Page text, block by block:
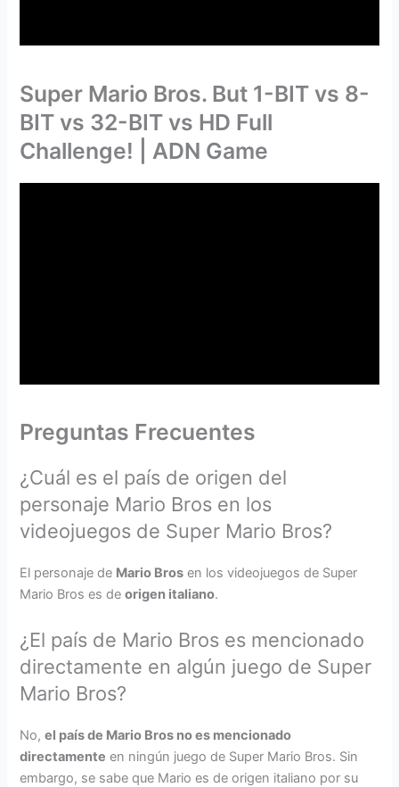
Super Mario Bros. But 1-BIT vs 8-
BIT vs 32-BIT vs HD Full
Challenge! | ADN Game
Preguntas Frecuentes
¿Cuál es el país de origen del
personaje Mario Bros en los
videojuegos de Super Mario Bros?
El personaje de Mario Bros en los videojuegos de Super
Mario Bros es deorigen italiano.
¿El país de Mario Bros es mencionado
directamente en algún juego de Super
Mario Bros?
No,el país de Mario Bros no es mencionado
directamente en ningún juego de Super Mario Bros. Sin
embargo, se sabe que Mario es de origen italiano por su